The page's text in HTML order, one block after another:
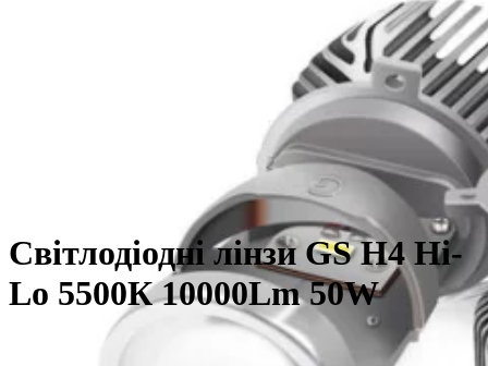
Світлодіодні лінзи GS H4 Hi-
Lo 5500К 10000Lm 50W